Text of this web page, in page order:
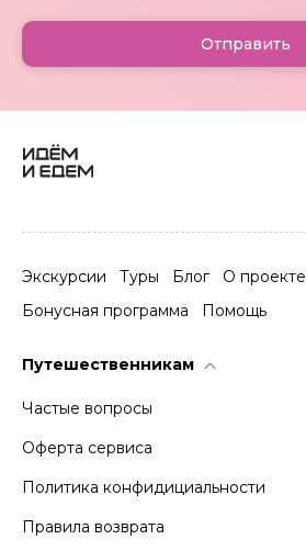
Экскурсии Туры Блог
О проекте
Бонусная программа
Помощь
Путешественникам
Частые вопросы
Оферта сервиса
Политика конфидициальности
Правила возврата
Отправить